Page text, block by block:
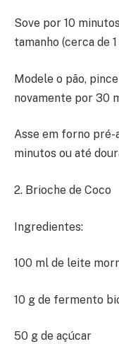
Sove por 10
tamanho (cerca de 1
Modele o pão,
novamente por 30
Asse em forno pré-
minutos ou até
2. Brioche de Coco
Ingredientes:
100 ml de leite
10 g de fermento
50 g de açúcar